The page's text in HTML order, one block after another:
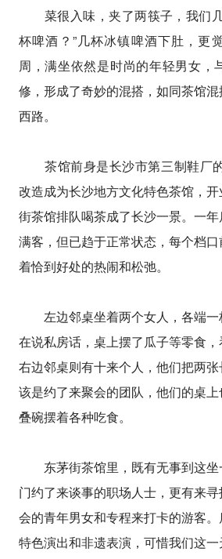
菜很入味，夹了两筷子，我们几
杯啤酒？”几杯冰镇啤酒下肚，更
周，满坐依然是时尚的年轻男女，
修，形成了奇妙的混搭，如同茶馆
西路。
茶馆前身是长沙市第三制鞋厂
改造成为长沙地方文化特色茶馆，
街茶馆排队喝茶成了长沙一景。一
满客，但已趋于正常状态，每个档
着恰到好处的热闹和松弛。
左边邻桌坐着两个女人，各端一
在说私房话，桌上摆了瓜子等零食，
右边邻桌则有十来个人，他们把两
该是约了来聚会的团队，他们的桌
叠碗摆着各种吃食。
东茅街茶馆里，既有无事到这坐
门约了来谈事的职场人士，更有来
会的青年男女和专程来打卡的游客
特色演出和非遗表演，可惜我们这一